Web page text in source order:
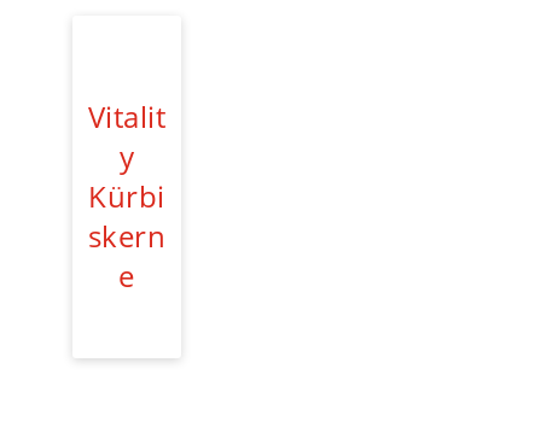
Vitalit
y
Kürbi
skern
e